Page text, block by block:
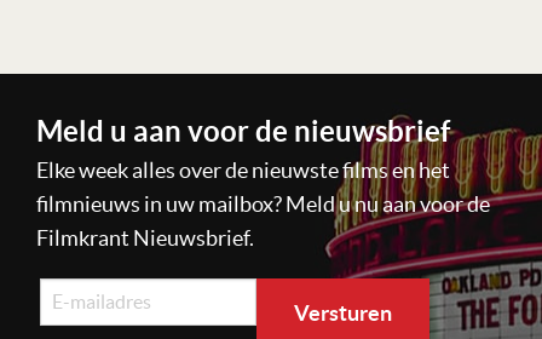
Meld u aan voor de nieuwsbrief
Elke week alles over de nieuwste films en het
filmnieuws in uw mailbox? Meld u nu aan voor de
Filmkrant Nieuwsbrief.